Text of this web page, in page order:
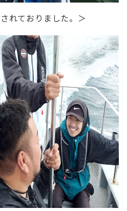
れておりました。＞